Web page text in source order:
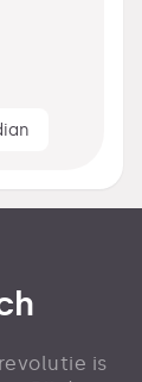
is